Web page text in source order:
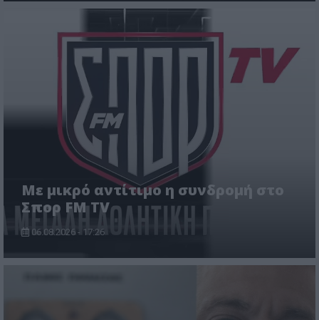
Με μικρό αντίτιμο η συνδρομή στο
Σπορ FM TV
06.08.2026 - 17:26